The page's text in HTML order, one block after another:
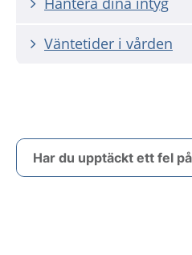
Väntetider i vården
Har du upptäckt ett fel